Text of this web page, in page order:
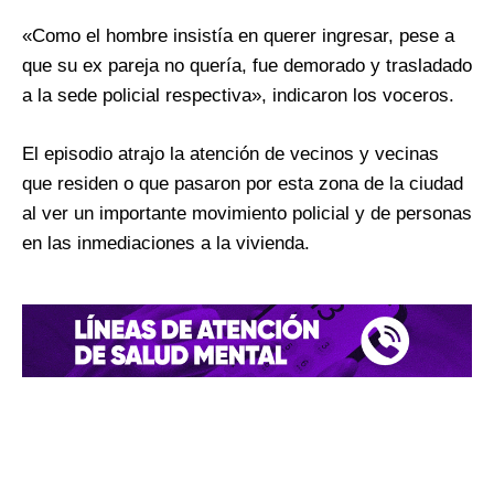
«Como el hombre insistía en querer ingresar, pese a
que su ex pareja no quería, fue demorado y trasladado
a la sede policial respectiva», indicaron los voceros.
El episodio atrajo la atención de vecinos y vecinas
que residen o que pasaron por esta zona de la ciudad
al ver un importante movimiento policial y de personas
en las inmediaciones a la vivienda.